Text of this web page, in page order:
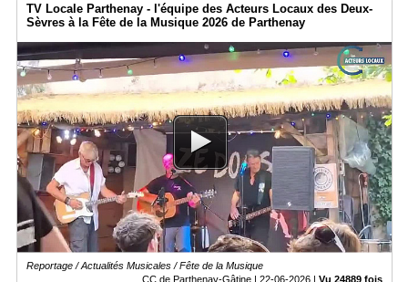
TV Locale Parthenay - l'équipe des Acteurs Locaux des Deux-
Sèvres à la Fête de la Musique 2026 de Parthenay
Reportage / Actualités Musicales / Fête de la Musique
CC de Parthenay-Gâtine | 22-06-2026 Vu 24889 fois